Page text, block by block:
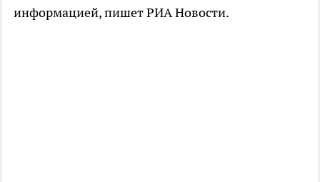
информацией, пишет РИА Новости.